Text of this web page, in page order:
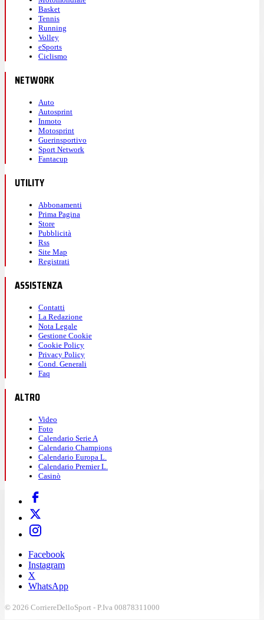
Basket
Tennis
Running
Volley
eSports
Ciclismo
NETWORK
Auto
Autosprint
Inmoto
Motosprint
Guerinsportivo
Sport Network
Fantacup
UTILITY
Abbonamenti
Prima Pagina
Store
Pubblicità
Rss
Site Map
Registrati
ASSISTENZA
Contatti
La Redazione
Nota Legale
Gestione Cookie
Cookie Policy
Privacy Policy
Cond. Generali
Faq
ALTRO
Video
Foto
Calendario Serie A
Calendario Champions
Calendario Europa L.
Calendario Premier L.
Casinò
Facebook
Instagram
X
WhatsApp
© 2026 CorriereDelloSport - P.Iva 00878311000